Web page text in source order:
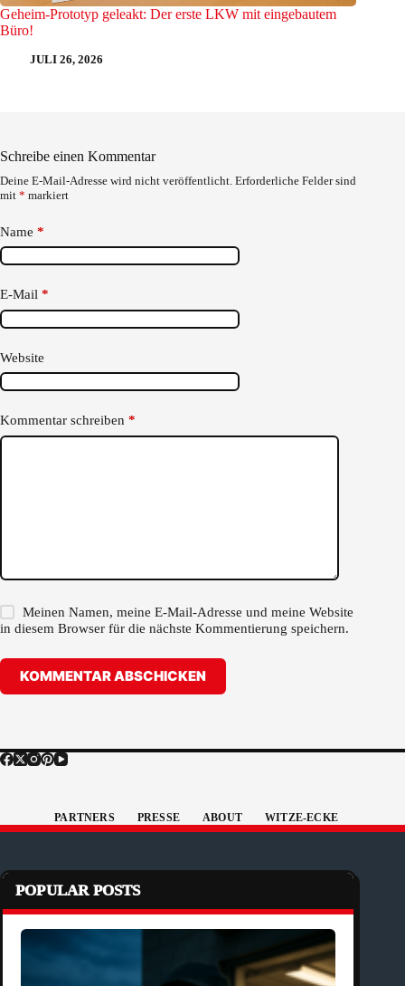
Geheim-Prototyp geleakt: Der erste LKW mit eingebautem
Büro!
JULI 26, 2026
Schreibe einen Kommentar
Deine E-Mail-Adresse wird nicht veröffentlicht. Erforderliche Felder sind
mit * markiert
Name *
E-Mail *
Website
Kommentar schreiben *
Meinen Namen, meine E-Mail-Adresse und meine Website
in diesem Browser für die nächste Kommentierung speichern.
KOMMENTAR ABSCHICKEN
PARTNERS PRESSE ABOUT WITZE-ECKE
POPULAR POSTS